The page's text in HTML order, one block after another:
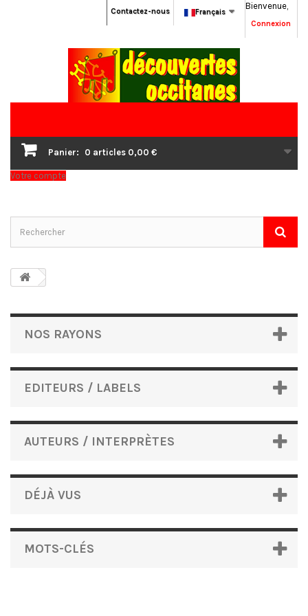
Bienvenue,
Connexion
Français
Contactez-nous
Panier: 0 articles 0,00 €
Votre compte
NOS RAYONS
EDITEURS / LABELS
AUTEURS / INTERPRÈTES
DÉJÀ VUS
MOTS-CLÉS